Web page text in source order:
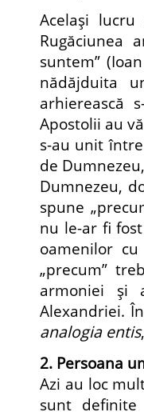
Acelaşi
Rugăciunea
suntem”
nădăjduita
arhierească
Apostolii au
s-au unit
de
Dumnezeu,
spune
nu le-ar fi
oamenilor
„precum”
armoniei şi
Alexandriei.
analogia entis
2. Persoana
Azi au loc
sunt definite